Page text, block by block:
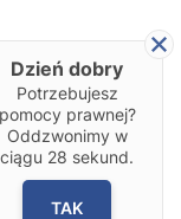
Dzień dobry
Potrzebujesz
pomocy prawnej?
Oddzwonimy w
ciągu 28 sekund.
TAK